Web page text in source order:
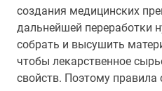
создания медицинских
дальнейшей переработки
собрать и высушить
чтобы лекарственное
свойств. Поэтому